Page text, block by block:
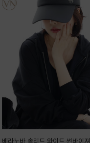
베라노바 솔리드 와이드 썬바이져